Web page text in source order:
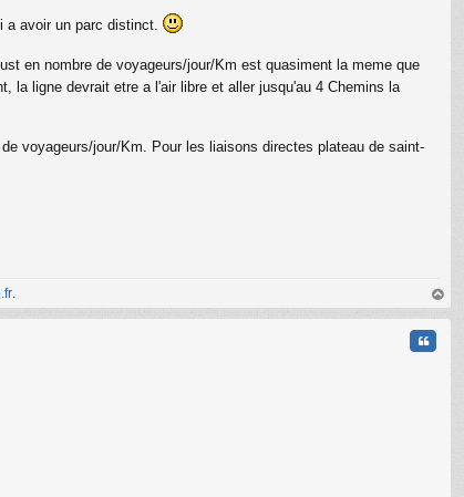
avoir un parc distinct.
en nombre de voyageurs/jour/Km est quasiment la meme que
la ligne devrait etre a l'air libre et aller jusqu'au 4 Chemins la
voyageurs/jour/Km. Pour les liaisons directes plateau de saint-
.
au